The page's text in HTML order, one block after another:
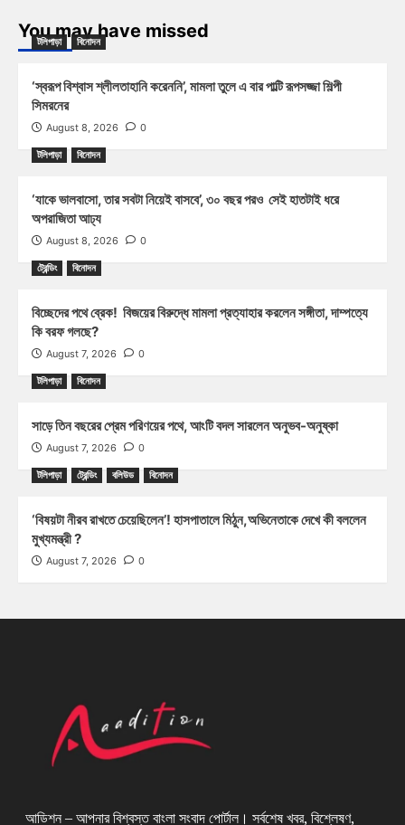
You may have missed
টলিপাড়া বিনোদন
‘স্বরূপ বিশ্বাস শ্লীলতাহানি করেননি’, মামলা তুলে এ বার পাল্টি রূপসজ্জা শিল্পী
সিমরনের
August 8, 2026 0
টলিপাড়া বিনোদন
‘যাকে ভালবাসো, তার সবটা নিয়েই বাসবে’, ৩০ বছর পরও সেই হাতটাই ধরে
অপরাজিতা আঢ্য
August 8, 2026 0
ট্রেন্ডিং বিনোদন
বিচ্ছেদের পথে ব্রেক! বিজয়ের বিরুদ্ধে মামলা প্রত্যাহার করলেন সঙ্গীতা, দাম্পত্যে
কি বরফ গলছে?
August 7, 2026 0
টলিপাড়া বিনোদন
সাড়ে তিন বছরের প্রেম পরিণয়ের পথে, আংটি বদল সারলেন অনুভব-অনুষ্কা
August 7, 2026 0
টলিপাড়া ট্রেন্ডিং বলিউড বিনোদন
‘বিষয়টা নীরব রাখতে চেয়েছিলেন’! হাসপাতালে মিঠুন,অভিনেতাকে দেখে কী বললেন
মুখ্যমন্ত্রী ?
August 7, 2026 0
আডিশন – আপনার বিশ্বস্ত বাংলা সংবাদ পোর্টাল। সর্বশেষ খবর, বিশ্লেষণ,